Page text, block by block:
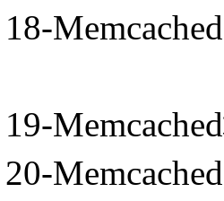
18-
19-
20-